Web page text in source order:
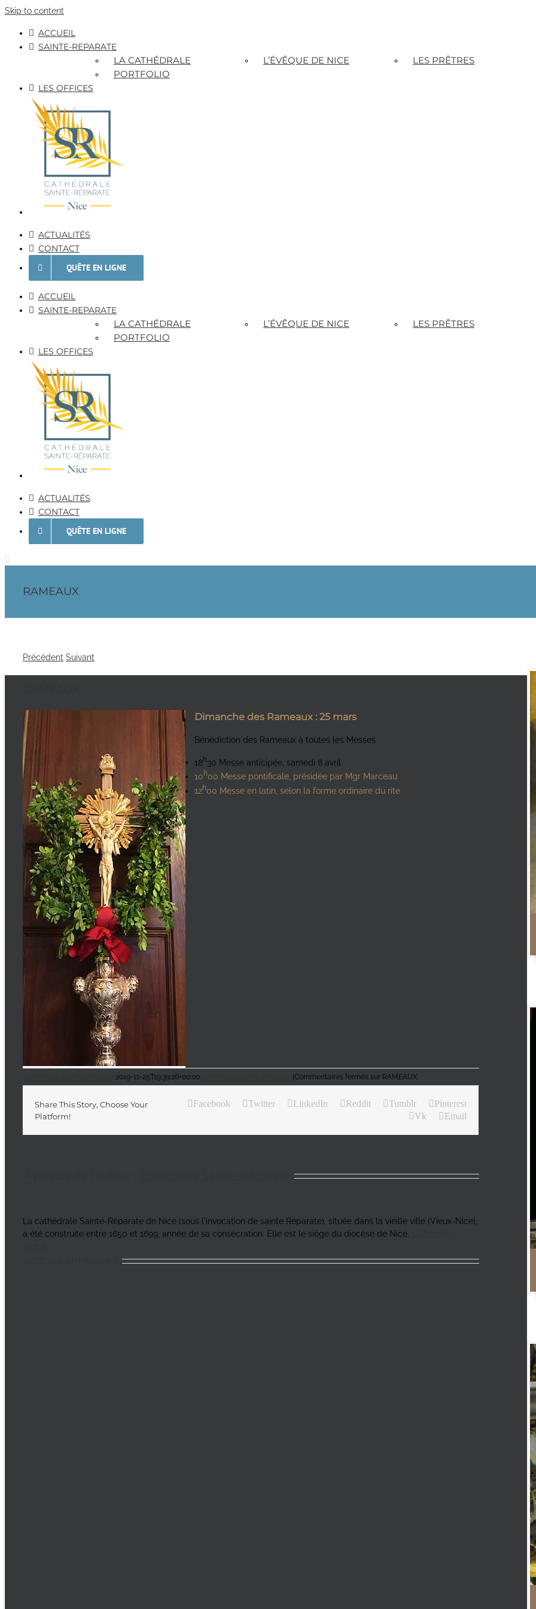
Skip to content
ACCUEIL
SAINTE-REPARATE
LA CATHÉDRALE L’ÉVÊQUE DE NICE LES PRÊTRES
PORTFOLIO
LES OFFICES
ACTUALITÉS
CONTACT
QUÊTE EN LIGNE
ACCUEIL
SAINTE-REPARATE
LA CATHÉDRALE L’ÉVÊQUE DE NICE LES PRÊTRES
PORTFOLIO
LES OFFICES
ACTUALITÉS
CONTACT
QUÊTE EN LIGNE
RAMEAUX
Précédent Suivant
Dimanche des Rameaux : 25 mars
Bénédiction des Rameaux à toutes les Messes
18h30 Messe anticipée, samedi 8 avril
10 h00 Messe pontificale, présidée par Mgr Marceau
12h00 Messe en latin, selon la forme ordinaire du rite
2019-11-25T19:39:26+00:00 |Commentaires fermés sur RAMEAUX
Share This Story, Choose Your
Platform!
Facebook Twitter LinkedIn Reddit Tumblr
Pinterest
Vk
Email
La cathédrale Sainte-Réparate de Nice (sous l'invocation de sainte Réparate), située dans la vieille ville (Vieux-Nice),
a été construite entre 1650 et 1699, année de sa consécration. Elle est le siège du diocèse de Nice.